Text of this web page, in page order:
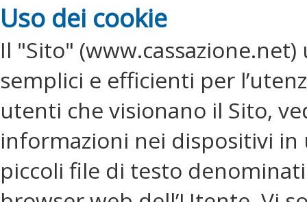
Uso dei cookie
Il "Sito"
semplici e efficienti per
utenti che visionano il Sito,
informazioni nei dispositivi
piccoli file di testo